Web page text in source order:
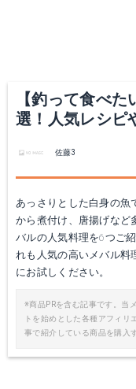
【釣って食べ
選！人気レシピ
佐藤3
あっさりとした白身の魚
から煮付け、唐揚げなど
バルの人気料理を6つご
れも人気の高いメバル料
にお試しください。
※商品PRを含む記事です。当
トを始めとした各種アフィリ
事で紹介している商品を購入